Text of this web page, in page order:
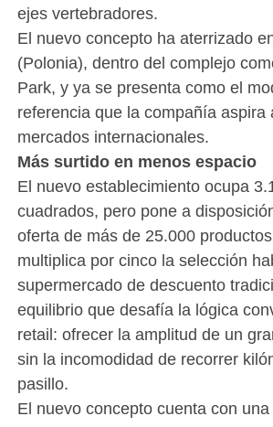
ejes vertebradores.
El nuevo concepto ha aterrizado
(Polonia), dentro del complejo
Park, y ya se presenta como el
referencia que la compañía aspira
mercados internacionales.
Más surtido en menos espacio
El nuevo establecimiento ocupa
cuadrados, pero pone a
oferta de más de 25.000
multiplica por cinco la selección
supermercado de descuento
equilibrio que desafía la lógica
retail: ofrecer la amplitud de un
sin la incomodidad de recorrer
pasillo.
El nuevo concepto cuenta con